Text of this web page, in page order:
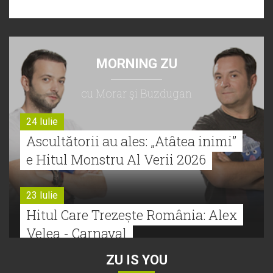
MORNING ZU
cu Morar şi Buzdugan
24 Iulie
Ascultătorii au ales: „Atâtea inimi”
e Hitul Monstru Al Verii 2026
23 Iulie
Hitul Care Trezește România: Alex
Velea - Carnaval
ZU IS YOU